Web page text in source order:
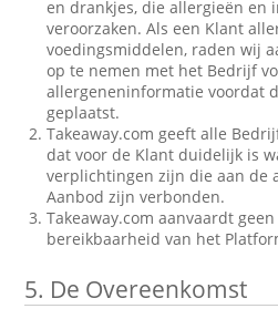
en drankjes, die allergieën en
veroorzaken. Als een Klant
voedingsmiddelen, raden wij
op te nemen met het Bedrijf
allergeneninformatie voordat
geplaatst.
Takeaway.com geeft alle
dat voor de Klant duidelijk is
verplichtingen zijn die aan de
Aanbod zijn verbonden.
Takeaway.com aanvaardt
bereikbaarheid van het
5. De Overeenkomst